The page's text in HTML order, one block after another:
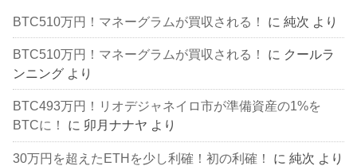
BTC510万円！マネーグラムが買収される！ に純次 より
BTC510万円！マネーグラムが買収される！ に クールラ
ンニング より
BTC493万円！リオデジャネイロ市が準備資産の1%を
BTCに！
に 卯月ナナヤ より
30万円を超えたETHを少し利確！初の利確！ に純次 より